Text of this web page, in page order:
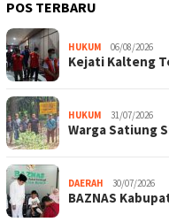
POS TERBARU
HUKUM 06/08/2026
Kejati Kalteng
HUKUM 31/07/2026
Warga Satiung
DAERAH 30/07/2026
BAZNAS